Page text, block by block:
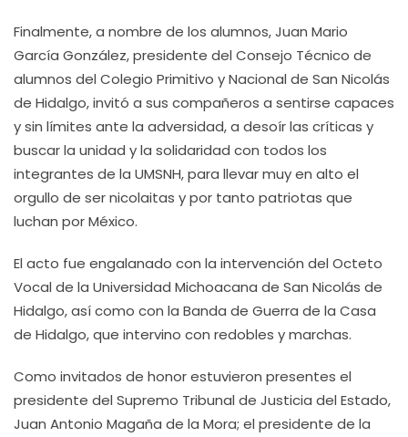
Finalmente, a nombre de los alumnos, Juan Mario
García González, presidente del Consejo Técnico de
alumnos del Colegio Primitivo y Nacional de San Nicolás
de Hidalgo, invitó a sus compañeros a sentirse capaces
y sin límites ante la adversidad, a desoír las críticas y
buscar la unidad y la solidaridad con todos los
integrantes de la UMSNH, para llevar muy en alto el
orgullo de ser nicolaitas y por tanto patriotas que
luchan por México.
El acto fue engalanado con la intervención del Octeto
Vocal de la Universidad Michoacana de San Nicolás de
Hidalgo, así como con la Banda de Guerra de la Casa
de Hidalgo, que intervino con redobles y marchas.
Como invitados de honor estuvieron presentes el
presidente del Supremo Tribunal de Justicia del Estado,
Juan Antonio Magaña de la Mora; el presidente de la